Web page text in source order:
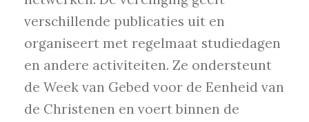
verschillende publicaties uit en
organiseert met regelmaat studiedagen
en andere activiteiten. Ze ondersteunt
de Week van Gebed voor de Eenheid van
de Christenen en voert binnen de